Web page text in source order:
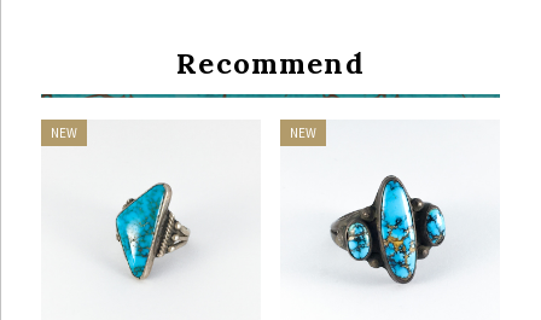
Recommend